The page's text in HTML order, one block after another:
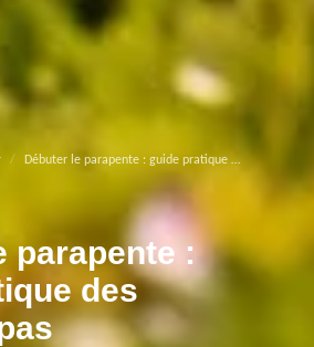
/ Débuter le parapente : guide pratique des premiers pas
parapente :
des